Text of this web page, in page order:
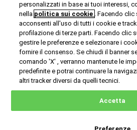
Riconoscimenti
© Copyright 2024 Rome
Privacy
personalizzati in base ai tuoi interessi,
nella politica sui cookie . Facendo clic
acconsenti all'uso di tutti i cookie e
profilazione di terze parti. Facendo clic
gestire le preferenze e selezionare i
fornire il consenso. Se chiudi il banner
comando 'X' , verranno mantenute le
predefinite e potrai continuare la
altri tracker diversi da quelli tecnici.
Accetta